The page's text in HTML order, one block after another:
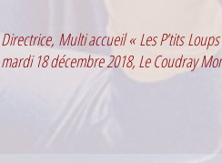
Directrice, Multi accueil « Les P’tits
mardi 18 décembre 2018, Le Coudray